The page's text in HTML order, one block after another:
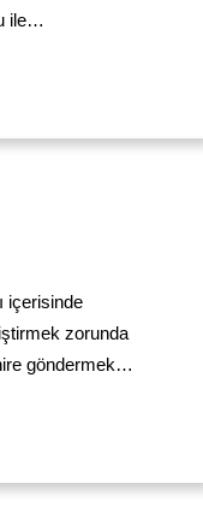
ile…
içerisinde
zorunda
göndermek…